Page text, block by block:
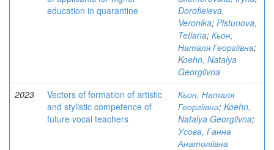
education in quarantine
Dorofieieva,
Veronika; Pistunova,
Tetiana; Кьон,
Наталя Георгіївна;
Koehn, Natalya
Georgiivna
2023
Vectors of formation of artistic
and stylistic competence of
future vocal teachers
Кьон, Наталя
Георгіївна; Koehn,
Natalya Georgiivna;
Усова, Ганна
Анатоліївна